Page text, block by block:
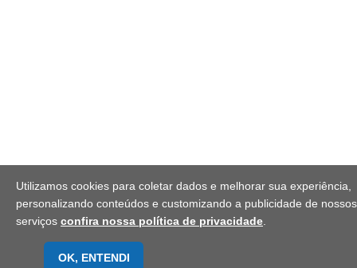
Utilizamos cookies para coletar dados e melhorar sua experiência,
personalizando conteúdos e customizando a publicidade de nossos
serviços confira nossa política de privacidade
OK, ENTENDI